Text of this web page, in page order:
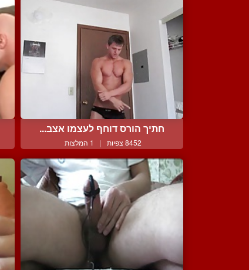
חתיך הורס דוחף לעצמו אצב...
8452 צפיות | 1 המלצות